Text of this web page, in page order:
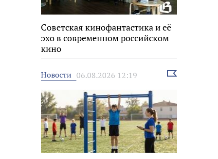
Советская кинофантастика и её
эхо в современном российском
кино
Новости 06.08.2026 12:19
Выбрать